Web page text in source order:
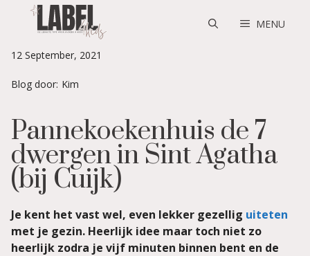
MENU
12 September, 2021
Blog door: Kim
Pannekoekenhuis de 7
dwergen in Sint Agatha
(bij Cuijk)
Je kent het vast wel, even lekker gezellig uiteten
met je gezin. Heerlijk idee maar toch niet zo
heerlijk zodra je vijf minuten binnen bent en de